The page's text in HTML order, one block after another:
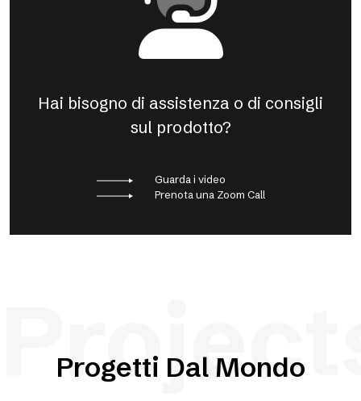
Hai bisogno di assistenza o di consigli
sul prodotto?
Guarda i video
Prenota una Zoom Call
Progetti Dal Mondo